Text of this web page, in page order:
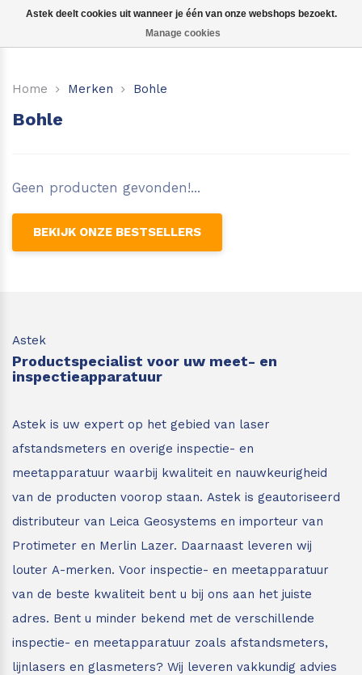
Accessoires
Home Merken Bohle
Bohle
Geen producten gevonden!...
BEKIJK ONZE BESTSELLERS
Astek
Productspecialist voor uw meet- en
inspectieapparatuur
Astek is uw expert op het gebied van laser
afstandsmeters en overige inspectie- en
meetapparatuur waarbij kwaliteit en nauwkeurigheid
van de producten voorop staan. Astek is geautoriseerd
distributeur van Leica Geosystems en importeur van
Protimeter en Merlin Lazer. Daarnaast leveren wij
louter A-merken. Voor inspectie- en meetapparatuur
van de beste kwaliteit bent u bij ons aan het juiste
adres. Bent u minder bekend met de verschillende
inspectie- en meetapparatuur zoals afstandsmeters,
lijnlasers en glasmeters? Wij leveren vakkundig advies
Astek deelt cookies uit wanneer je één van onze webshops bezoekt.
Manage cookies